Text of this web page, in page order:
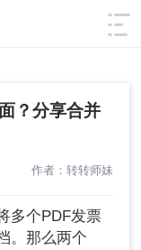
筛选
？分享合并
作者：转转师妹
多个PDF发票
。那么两个